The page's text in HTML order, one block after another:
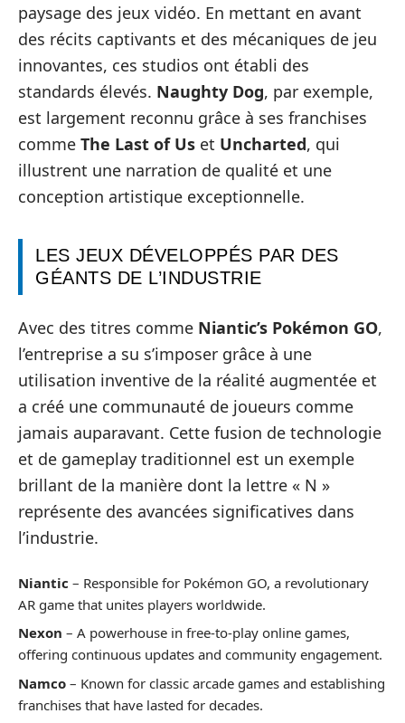
paysage des jeux vidéo. En mettant en avant
des récits captivants et des mécaniques de jeu
innovantes, ces studios ont établi des
standards élevés. Naughty Dog, par exemple,
est largement reconnu grâce à ses franchises
comme The Last of Us et Uncharted, qui
illustrent une narration de qualité et une
conception artistique exceptionnelle.
LES JEUX DÉVELOPPÉS PAR DES
GÉANTS DE L’INDUSTRIE
Avec des titres comme Niantic’s Pokémon GO,
l’entreprise a su s’imposer grâce à une
utilisation inventive de la réalité augmentée et
a créé une communauté de joueurs comme
jamais auparavant. Cette fusion de technologie
et de gameplay traditionnel est un exemple
brillant de la manière dont la lettre « N »
représente des avancées significatives dans
l’industrie.
Niantic – Responsible for Pokémon GO, a revolutionary
AR game that unites players worldwide.
Nexon – A powerhouse in free-to-play online games,
offering continuous updates and community engagement.
Namco – Known for classic arcade games and establishing
franchises that have lasted for decades.